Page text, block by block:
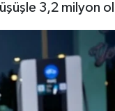
3,2 milyon